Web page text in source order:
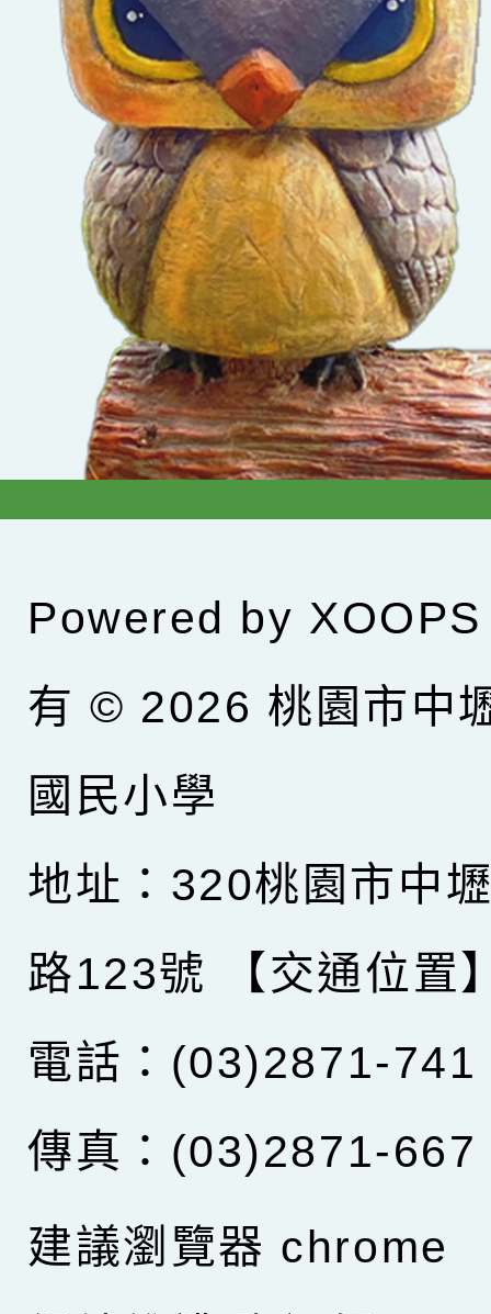
Powered by XOOPS
有 © 2026 桃園市中
國民小學
地址：320桃園市中
路123號
【交通位置
電話：(03)2871-741
傳真：(03)2871-667
建議瀏覽器 chrome